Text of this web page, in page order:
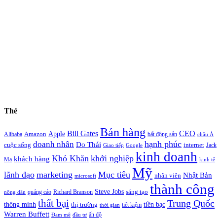
Thẻ
Alibaba Amazon Apple Bill Gates Bán hàng bất động sản CEO châu Á
cuộc sống doanh nhân Do Thái Giao tiếp Google hạnh phúc internet Jack
Ma khách hàng Khó Khăn khởi nghiệp kinh doanh kinh tế
lãnh đạo marketing microsoft Mục tiêu Mỹ nhân viên Nhật Bản
nông dân quảng cáo Richard Branson Steve Jobs sáng tạo thành công
thông minh thất bại thị trường thời gian tiết kiệm tiền bạc Trung Quốc
Warren Buffett Đam mê đầu tư ấn độ